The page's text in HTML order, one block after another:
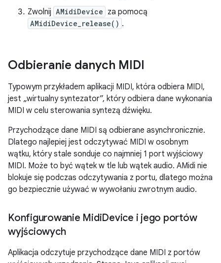
Zwolnij AMidiDevice za pomocą
AMidiDevice_release() .
Odbieranie danych MIDI
Typowym przykładem aplikacji MIDI, która odbiera MIDI,
jest „wirtualny syntezator”, który odbiera dane wykonania
MIDI w celu sterowania syntezą dźwięku.
Przychodzące dane MIDI są odbierane asynchronicznie.
Dlatego najlepiej jest odczytywać MIDI w osobnym
wątku, który stale sonduje co najmniej 1 port wyjściowy
MIDI. Może to być wątek w tle lub wątek audio. AMidi nie
blokuje się podczas odczytywania z portu, dlatego można
go bezpiecznie używać w wywołaniu zwrotnym audio.
Konfigurowanie MidiDevice i jego portów
wyjściowych
Aplikacja odczytuje przychodzące dane MIDI z portów